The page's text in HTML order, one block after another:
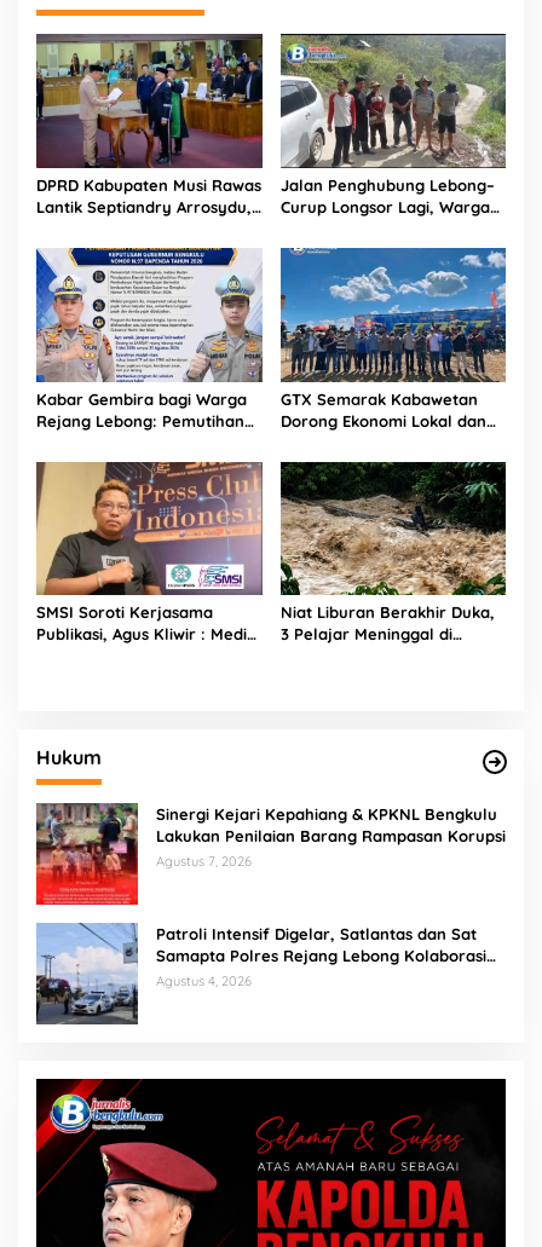
i
a
DPRD Kabupaten Musi Rawas
Lantik Septiandry Arrosydu,
2026-2029
Jalan Penghubung Lebong–
Curup Longsor Lagi, Warga
Permanen
Kabar Gembira bagi Warga
Rejang Lebong: Pemutihan
Dibuka Mulai Mei 2026
GTX Semarak Kabawetan
Dorong Ekonomi Lokal dan
SMSI Soroti Kerjasama
Publikasi, Agus Kliwir : Media
Niat Liburan Berakhir Duka,
3 Pelajar Meninggal di
Hukum
Sinergi Kejari Kepahiang & KPKNL Bengkulu
Lakukan Penilaian Barang Rampasan Korupsi
Agustus 7, 2026
Patroli Intensif Digelar, Satlantas dan Sat
Samapta Polres Rejang Lebong Kolaborasi
Berantas Balap Liar
Agustus 4, 2026